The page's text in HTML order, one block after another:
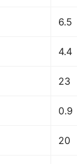
6.5
4.4
23
0.9
20